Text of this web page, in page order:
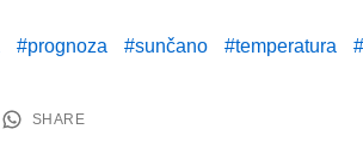
prognoza sunčano temperatura
SHARE